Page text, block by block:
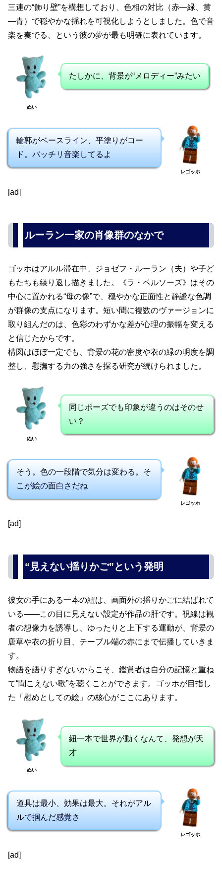
三連の“飾り壁”を構想しており、色相の対比（赤—緑、黄
—青）で穏やかな揺れを可視化しようとしました。色で音
楽を奏でる、という彼の夢が最も明確に表れています。
ぬい
たしかに、背景が“メロディー”みたい
輪郭がベースライン、平塗りがコー
ド。バッチリ音楽してるよ
レゴッホ
[ad]
ルーラン一家の肖像群のなかで
ゴッホはアルル滞在中、ジョゼフ・ルーラン（夫）や子ど
もたちも繰り返し描きました。《ラ・ベルソーズ》はその
中心に置かれる“母の像”で、穏やかな正面性と静謐な色調
が群像の支点になります。短い間に複数のヴァージョンに
取り組んだのは、色彩のわずかな差が心理の振幅を変える
と信じたからです。
構図はほぼ一定でも、背景の花の密度や衣の緑の明度を調
整し、慰撫する力の強さを探る研究が続けられました。
ぬい
同じポーズでも印象が違うのはそのせ
い？
そう。色の一段階で気分は変わる。そ
こが絵の面白さだね
レゴッホ
[ad]
“見えない揺りかご”という発明
彼女の手にある一本の紐は、画面外の揺りかごに結ばれて
いる——この目に見えない設定が作品の肝です。視線は観
者の想像力を誘導し、ゆったりと上下する運動が、背景の
唐草や衣の折り目、テーブル端の赤にまで伝播していきま
す。
物語を語りすぎないからこそ、鑑賞者は自分の記憶と重ね
て“聞こえない歌”を聴くことができます。ゴッホが目指し
た「慰めとしての絵」の核心がここにあります。
ぬい
紐一本で世界が動くなんて、発想が天
才
道具は最小、効果は最大。それがアル
ルで掴んだ感覚さ
レゴッホ
[ad]